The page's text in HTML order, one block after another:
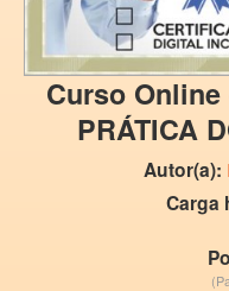
Curso Online
PRÁTICA
Autor(a):
Carga